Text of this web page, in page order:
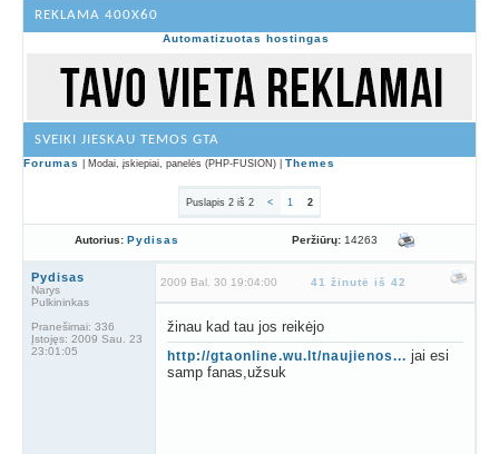
REKLAMA 400X60
Automatizuotas hostingas
SVEIKI JIESKAU TEMOS GTA
Forumas | Modai, įskiepiai, panelės (PHP-FUSION) | Themes
Puslapis 2 iš 2 < 1 2
Autorius: Pydisas Peržiūrų:14263
Pydisas
Narys
Pulkininkas
Pranešimai: 336
Įstojęs: 2009 Sau. 23
23:01:05
2009 Bal. 30 19:04:00 41 žinutė iš 42
žinau kad tau jos reikėjo
http://gtaonline.wu.lt/naujienos... jai esi
samp fanas,užsuk